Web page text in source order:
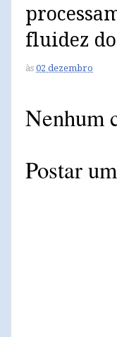
fluidez
às 02 dezembro
Nenhum
Postar